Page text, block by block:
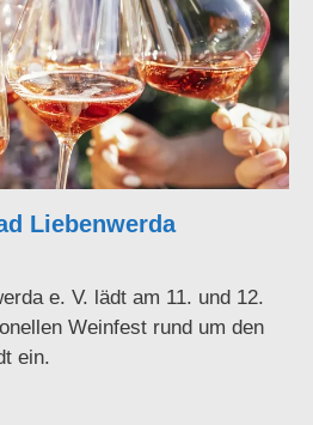
Liebenwerda
e. V. lädt am 11. und 12.
Weinfest rund um den
ein.